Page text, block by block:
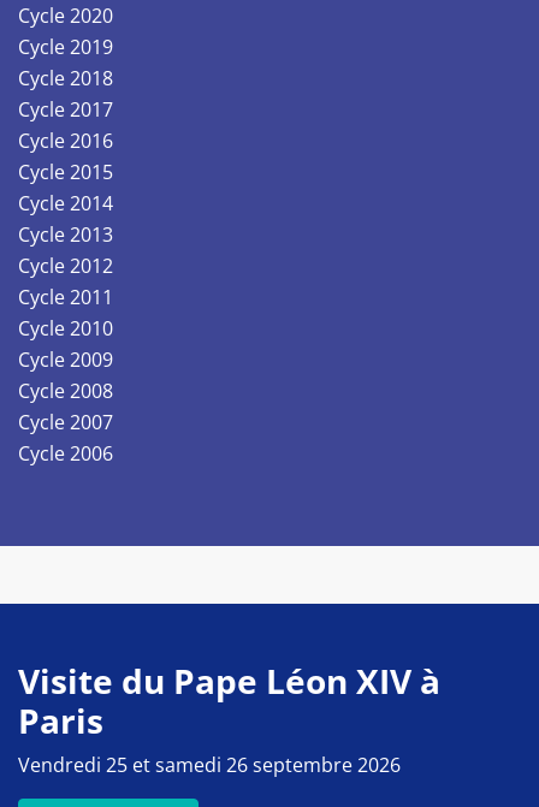
Cycle 2020
Cycle 2019
Cycle 2018
Cycle 2017
Cycle 2016
Cycle 2015
Cycle 2014
Cycle 2013
Cycle 2012
Cycle 2011
Cycle 2010
Cycle 2009
Cycle 2008
Cycle 2007
Cycle 2006
Visite du Pape Léon XIV à
Paris
Vendredi 25 et samedi 26 septembre 2026